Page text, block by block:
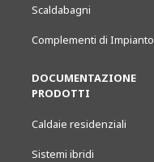
Scaldabagni
Complementi di Impianto
DOCUMENTAZIONE
PRODOTTI
Caldaie residenziali
Sistemi ibridi